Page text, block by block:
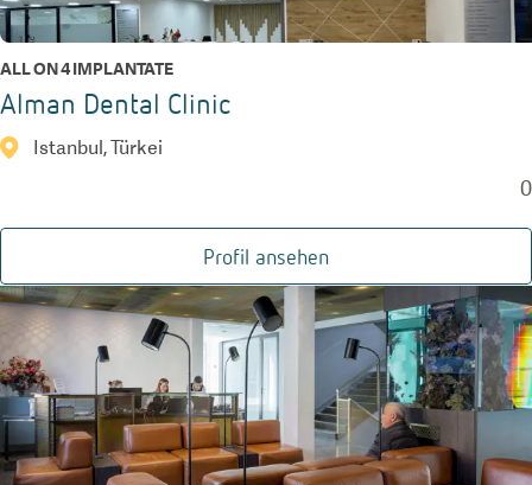
ALL ON 4 IMPLANTATE
Alman Dental Clinic
Istanbul, Türkei
0
Profil ansehen